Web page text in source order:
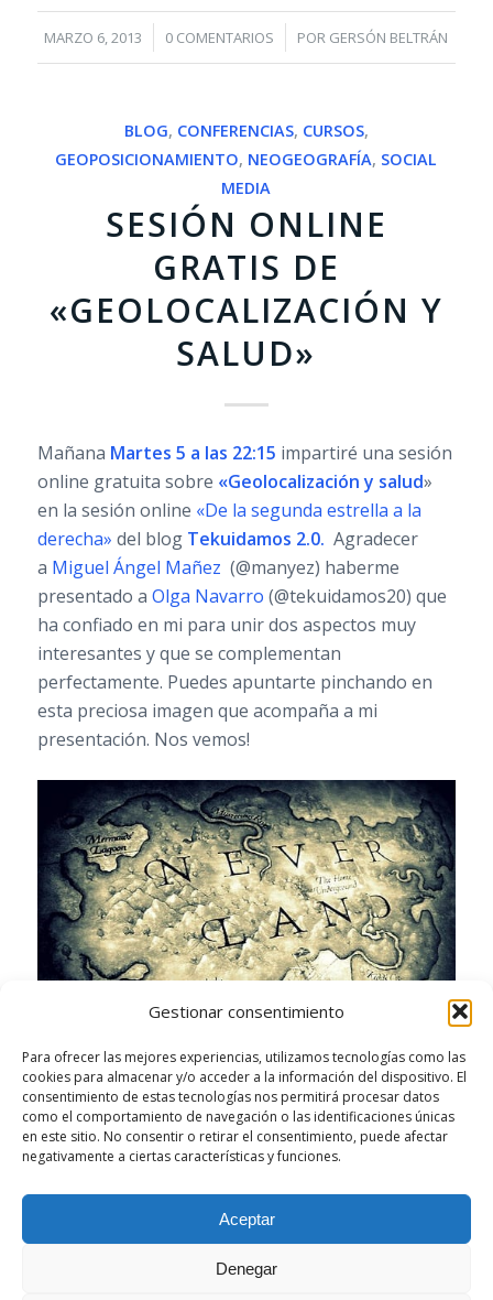
Gestionar consentimiento
Para ofrecer las mejores experiencias, utilizamos tecnologías como las
cookies para almacenar y/o acceder a la información del dispositivo. El
consentimiento de estas tecnologías nos permitirá procesar datos
como el comportamiento de navegación o las identificaciones únicas
en este sitio. No consentir o retirar el consentimiento, puede afectar
negativamente a ciertas características y funciones.
Aceptar
Denegar
MARZO 6, 2013
/ 0 COMENTARIOS
/ POR GERSÓN BELTRÁN
BLOG, CONFERENCIAS, CURSOS,
GEOPOSICIONAMIENTO, NEOGEOGRAFÍA, SOCIAL
MEDIA
SESIÓN ONLINE
GRATIS DE
«GEOLOCALIZACIÓN Y
SALUD»
Mañana Martes 5 a las 22:15 impartiré una sesión
online gratuita sobre «Geolocalización y salud»
en la sesión online «De la segunda estrella a la
derecha» del blog Tekuidamos 2.0. Agradecer
a Miguel Ángel Mañez (@manyez) haberme
presentado a Olga Navarro (@tekuidamos20) que
ha confiado en mi para unir dos aspectos muy
interesantes y que se complementan
perfectamente. Puedes apuntarte pinchando en
esta preciosa imagen que acompaña a mi
presentación. Nos vemos!